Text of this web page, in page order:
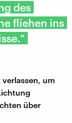
des
fliehen ins
verlassen, um
über